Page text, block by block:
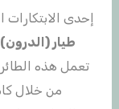
إحدى
طيار (الدرون)
تعمل هذه
من خلال